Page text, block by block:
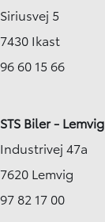
Siriusvej 5
7430 Ikast
96 60 15 66
STS Biler - Lemvig
Industrivej 47a
7620 Lemvig
97 82 17 00